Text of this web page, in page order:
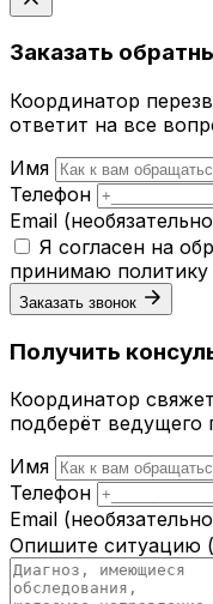
Заказать
Координатор
ответит на все
Имя
Телефон
Email
Я согласен на
принимаю
Заказать звонок
Получить
Координатор
подберёт ведущего
Имя
Телефон
Email
Опишите ситуацию